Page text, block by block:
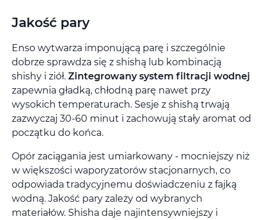
Jakość pary
Enso wytwarza imponującą parę i szczególnie
dobrze sprawdza się z shishą lub kombinacją
shishy i ziół. Zintegrowany system filtracji wodnej
zapewnia gładką, chłodną parę nawet przy
wysokich temperaturach. Sesje z shishą trwają
zazwyczaj 30-60 minut i zachowują stały aromat od
początku do końca.
Opór zaciągania jest umiarkowany - mocniejszy niż
w większości waporyzatorów stacjonarnych, co
odpowiada tradycyjnemu doświadczeniu z fajką
wodną. Jakość pary zależy od wybranych
materiałów. Shisha daje najintensywniejszy i